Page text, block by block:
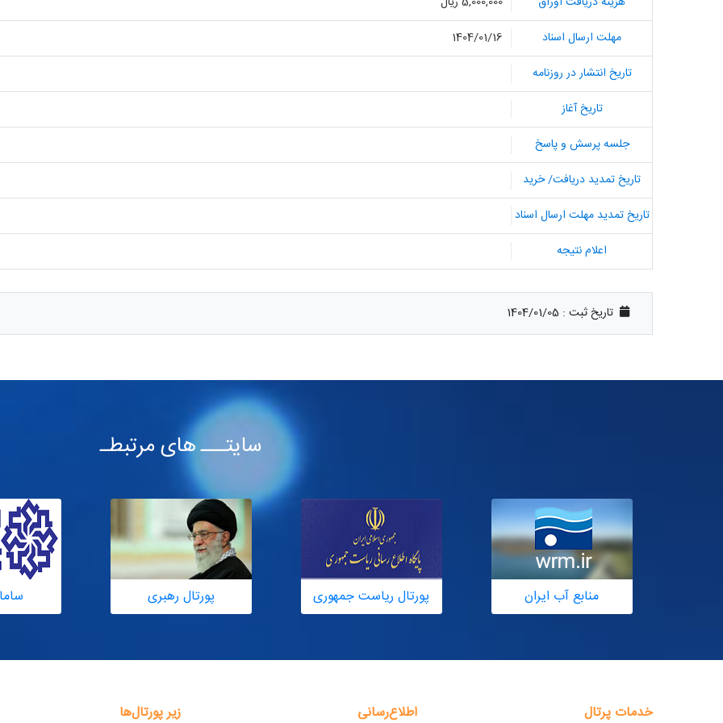
مهلت ارسال اسناد
1404/01/16
تاریخ انتشار در روزنامه
تاریخ آغاز
جلسه پرسش و پاسخ
تاریخ تمدید دریافت/ خرید
تاریخ تمدید مهلت ارسال اسناد
اعلام نتیجه
تاریخ ثبت : 1404/01/05
سایتـــ های مرتبطـ
منابع آب ایران پورتال ریاست جمهوری پورتال رهبری
خدمات پرتال اطلاع‌رسانی زیر پورتال‌ها